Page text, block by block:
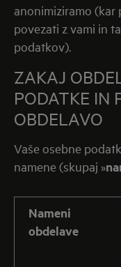
anonimiziramo (kar
povezati z vami in
podatkov).
ZAKAJ
PODATKE IN
OBDELAVO
Vaše osebne
namene (skupaj »
Nameni
obdelave